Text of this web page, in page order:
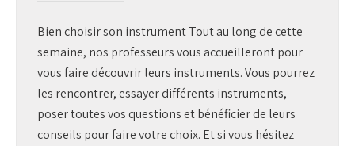
Bien choisir son instrument Tout au long de cette
semaine, nos professeurs vous accueilleront pour
vous faire découvrir leurs instruments. Vous pourrez
les rencontrer, essayer différents instruments,
poser toutes vos questions et bénéficier de leurs
conseils pour faire votre choix. Et si vous hésitez